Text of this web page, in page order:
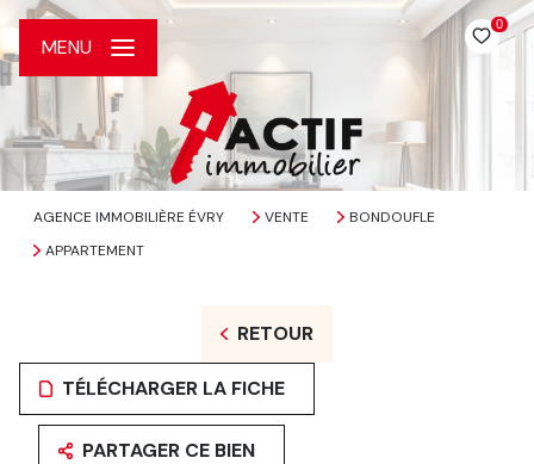
0
MENU
AGENCE IMMOBILIÈRE ÉVRY VENTE
BONDOUFLE
APPARTEMENT
RETOUR
TÉLÉCHARGER LA FICHE
PARTAGER CE BIEN